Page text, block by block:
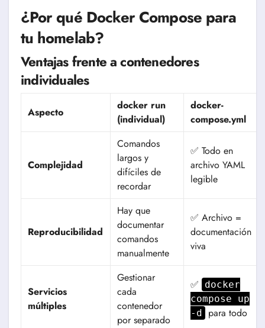
¿Por qué Docker Compose para
tu homelab?
Ventajas frente a contenedores
individuales
Aspecto
docker run
(individual)
docker-
compose.yml
Complejidad
Comandos
largos y
difíciles de
recordar
✅ Todo en
archivo YAML
legible
Reproducibilidad
Hay que
documentar
comandos
manualmente
✅ Archivo =
documentación
viva
Servicios
múltiples
Gestionar
cada
contenedor
por separado
✅
docker
compose up
-d
para todo